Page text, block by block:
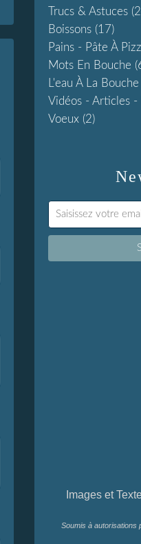
Trucs & Astuces
Boissons (17)
Pains - Pâte À
Mots En Bouche
L'eau À La
Vidéos - Articles -
Voeux (2)
Images et
Soumis à autorisations